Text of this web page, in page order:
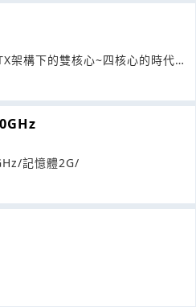
架構下的雙核心~四核心的時代已
記憶體2G/